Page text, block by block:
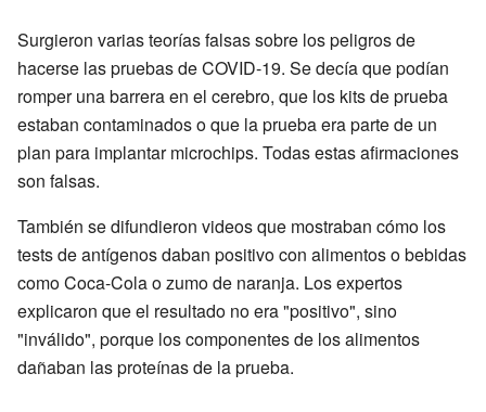
Surgieron varias teorías falsas sobre los peligros de
hacerse las pruebas de COVID-19. Se decía que podían
romper una barrera en el cerebro, que los kits de prueba
estaban contaminados o que la prueba era parte de un
plan para implantar microchips. Todas estas afirmaciones
son falsas.
También se difundieron videos que mostraban cómo los
tests de antígenos daban positivo con alimentos o bebidas
como Coca-Cola o zumo de naranja. Los expertos
explicaron que el resultado no era "positivo", sino
"inválido", porque los componentes de los alimentos
dañaban las proteínas de la prueba.